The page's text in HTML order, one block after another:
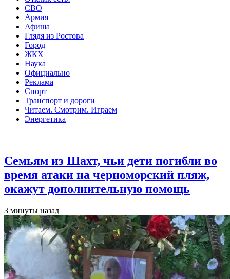
СВО
Армия
Афиша
Глядя из Ростова
Город
ЖКХ
Наука
Официально
Реклама
Спорт
Транспорт и дороги
Читаем. Смотрим. Играем
Энергетика
Семьям из Шахт, чьи дети погибли во
время атаки на черноморский пляж,
окажут дополнительную помощь
3 минуты назад